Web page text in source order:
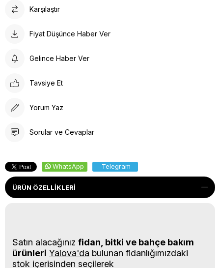
Karşılaştır
Fiyat Düşünce Haber Ver
Gelince Haber Ver
Tavsiye Et
Yorum Yaz
Sorular ve Cevaplar
WhatsApp Telegram
ÜRÜN ÖZELLIKLERI
Satın alacağınız fidan, bitki ve bahçe bakım
ürünleri Yalova'da bulunan fidanlığımızdaki
stok içerisinden seçilerek